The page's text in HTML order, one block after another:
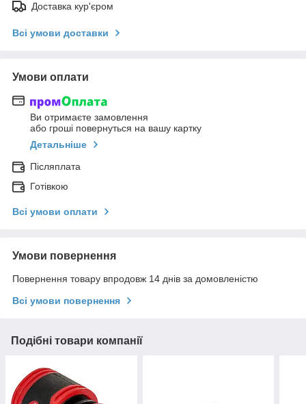
Доставка кур'єром
Всі умови доставки
Умови оплати
Ви отримаєте замовлення
або гроші повернуться на вашу картку
Детальніше
Післяплата
Готівкою
Всі умови оплати
Умови повернення
Повернення товару впродовж 14 днів за домовленістю
Всі умови повернення
Подібні товари компанії